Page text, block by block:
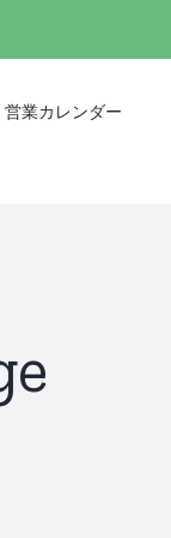
営業カレンダー